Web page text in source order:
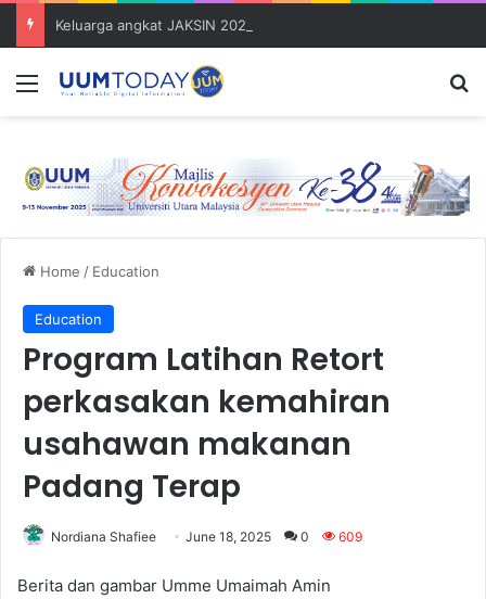
Menu
Home / Education
Education
Program Latihan Retort
perkasakan kemahiran
usahawan makanan
Padang Terap
Nordiana Shafiee June 18, 2025 0 609
Berita dan gambar Umme Umaimah Amin